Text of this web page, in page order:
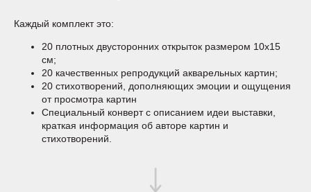
Каждый комплект это:
20 плотных двусторонних открыток размером 10х15
см;
20 качественных репродукций акварельных картин;
20 стихотворений, дополняющих эмоции и ощущения
от просмотра картин
Специальный конверт с описанием идеи выставки,
краткая информация об авторе картин и
стихотворений.